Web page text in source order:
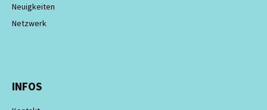
Neuigkeiten
Netzwerk
INFOS